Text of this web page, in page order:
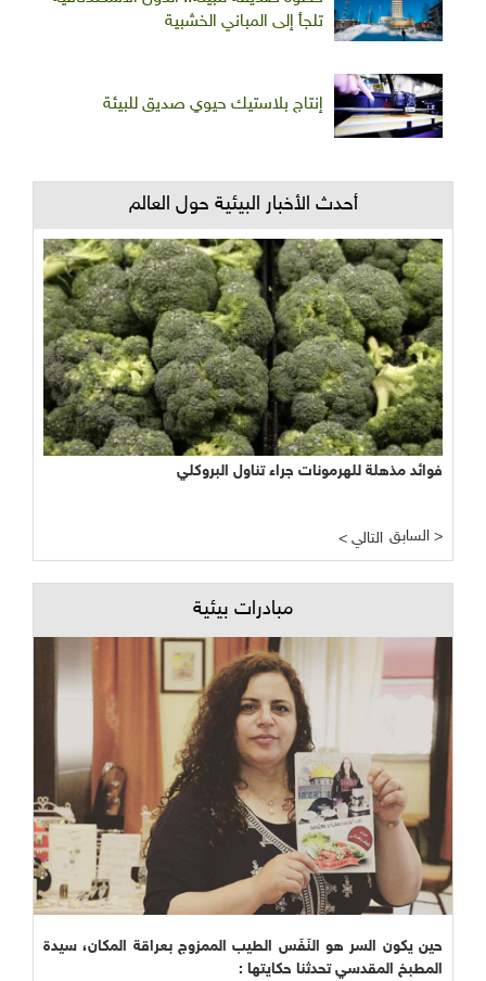
تلجأ إلى المباني الخشبية
إنتاج بلاستيك حيوي صديق للبيئة
أحدث الأخبار البيئية حول العالم
فوائد مذهلة للهرمونات جراء تناول البروكلي
< التالي السابق >
مبادرات بيئية
حين يكون السر هو النَفَس الطيب الممزوج بعراقة المكان، سيدة
المطبخ المقدسي تحدثنا حكايتها :